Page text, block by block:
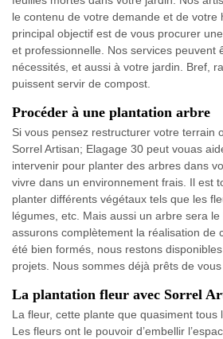
le contenu de votre demande et de votre
principal objectif est de vous procurer
et professionnelle. Nos services peuvent
nécessités, et aussi à votre jardin. Bref,
puissent servir de compost.
Procéder à une plantation arbre
Si vous pensez restructurer votre terrain
Sorrel Artisan; Elagage 30 peut vouas
intervenir pour planter des arbres dans
vivre dans un environnement frais. Il est
planter différents végétaux tels que les
légumes, etc. Mais aussi un arbre sera
assurons complètement la réalisation de
été bien formés, nous restons
projets. Nous sommes déjà prêts de
La plantation fleur avec Sorrel
La fleur, cette plante que quasiment tous
Les fleurs ont le pouvoir d’embellir